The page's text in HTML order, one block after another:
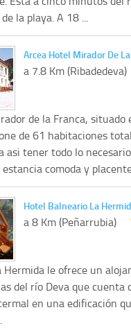
la playa. A 18 ...
Arcea Hotel Mirador De
a 7.8 Km (Ribadedeva)
de la Franca, situado
de 61 habitaciones
asi tener todo lo
comoda y
Hotel Balneario La
a 8 Km (Peñarrubia)
Hermida le ofrece un
del río Deva que cuenta
en una edificación